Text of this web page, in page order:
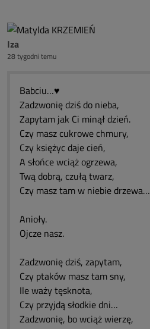
Iza
28 tygodni temu
Babciu…♥️
Zadzwonię dziś do nieba,
Zapytam jak Ci minął dzień.
Czy masz cukrowe chmury,
Czy księżyc daje cień,
A słońce wciąż ogrzewa,
Twą dobrą, czułą twarz,
Czy masz tam w niebie drzewa…
Anioły.
Ojcze nasz.
Zadzwonię dziś, zapytam,
Czy ptaków masz tam sny,
Ile waży tęsknota,
Czy przyjdą słodkie dni…
Zadzwonię, bo wciąż wierzę,